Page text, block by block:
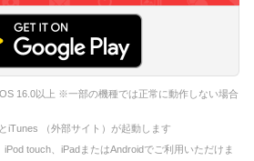
16.0以上 ※一部の機種では正常に動作しない場合
iTunes （外部サイト）が起動します
touch、iPadまたはAndroidでご利用いただけま